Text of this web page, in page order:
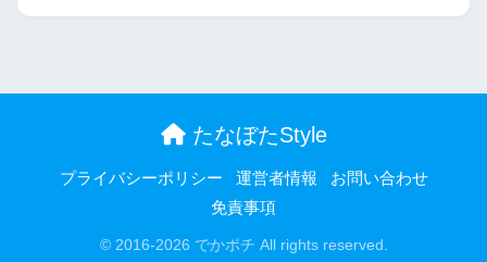
たなぼたStyle
プライバシーポリシー 運営者情報
お問い合わせ
免責事項
© 2016-2026 でかポチ All rights reserved.